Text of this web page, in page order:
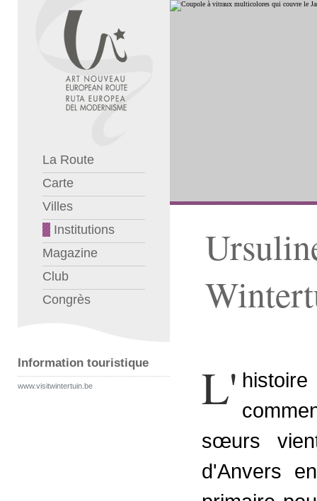
La Route
Carte
Villes
Institutions
Magazine
Club
Congrès
Information touristique
www.visitwintertuin.be L'
sœurs
d'Anvers